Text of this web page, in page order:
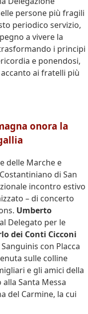
persone più fragili
periodico servizio,
a vivere la
i principi
e ponendosi,
ai fratelli più
onora la
delle Marche e
di San
incontro estivo
– di concerto
Umberto
Delegato per le
dei Conti Cicconi
con Placca
sulle colline
e gli amici della
Santa Messa
del Carmine, la cui